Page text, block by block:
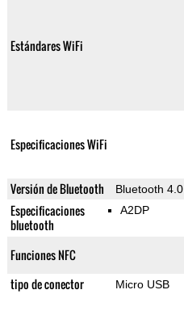
Estándares WiFi
Especificaciones WiFi
Versión de Bluetooth Bluetooth 4.0
Especificaciones
bluetooth
A2DP
Funciones NFC
tipo de conector Micro USB